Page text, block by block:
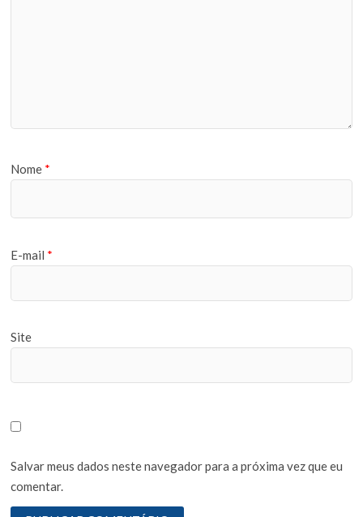
Nome *
E-mail *
Site
Salvar meus dados neste navegador para a próxima vez que eu
comentar.